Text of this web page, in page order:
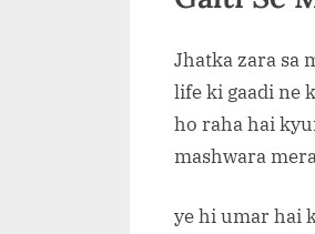
Jhatka zara sa
life ki gaadi ne
ho raha hai
mashwara
ye hi umar hai